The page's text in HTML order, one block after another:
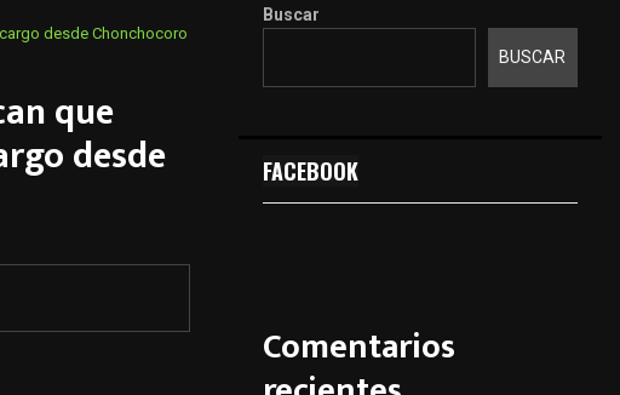
desde Chonchocoro
que
desde
Buscar
BUSCAR
FACEBOOK
Comentarios